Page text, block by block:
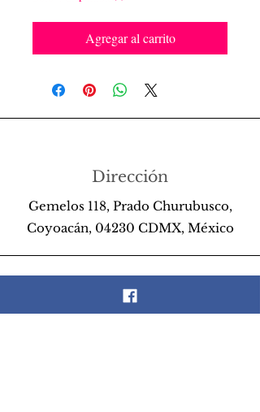
Agregar al carrito
Dirección
Gemelos 118, Prado Churubusco,
Coyoacán, 04230 CDMX, México
Teléfono